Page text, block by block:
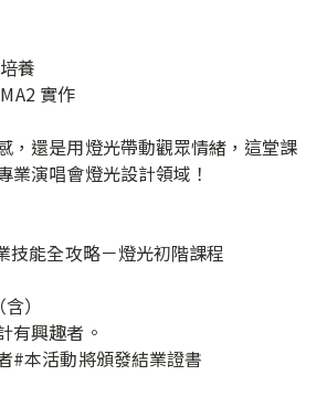
養
實作
，還是用燈光帶動觀眾情緒，這堂課
業演唱會燈光設計領域！
技能全攻略－燈光初階課程
）
有興趣者。
#本活動將頒發結業證書